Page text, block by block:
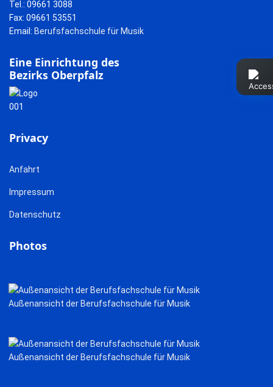
Tel.: 09661 3088
Fax: 09661 53551
Email: Berufsfachschule für Musik
Eine Einrichtung des
Bezirks Oberpfalz
Privacy
Anfahrt
Impressum
Datenschutz
Photos
Außenansicht der Berufsfachschule für Musik
Außenansicht der Berufsfachschule für Musik